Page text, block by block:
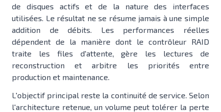
de disques actifs et de la nature des interfaces
utilisées. Le résultat ne se résume jamais à une simple
addition de débits. Les performances réelles
dépendent de la manière dont le contrôleur RAID
traite les files d'attente, gère les lectures de
reconstruction et arbitre les priorités entre
production et maintenance.
L'objectif principal reste la continuité de service. Selon
l'architecture retenue, un volume peut tolérer la perte